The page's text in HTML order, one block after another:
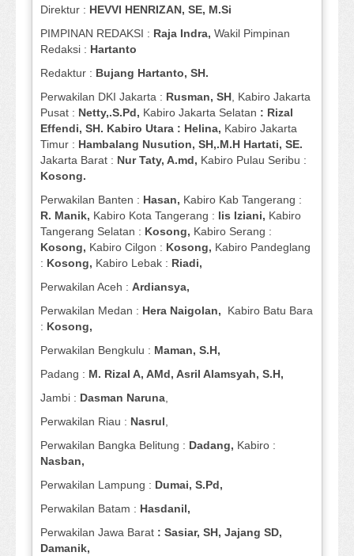
Direktur : HEVVI HENRIZAN, SE, M.Si
PIMPINAN REDAKSI : Raja Indra, Wakil Pimpinan
Redaksi : Hartanto
Redaktur : Bujang Hartanto, SH.
Perwakilan DKI Jakarta : Rusman, SH, Kabiro Jakarta
Pusat : Netty,.S.Pd, Kabiro Jakarta Selatan : Rizal
Effendi, SH. Kabiro Utara : Helina, Kabiro Jakarta
Timur : Hambalang Nusution, SH,.M.H Hartati, SE.
Jakarta Barat : Nur Taty, A.md, Kabiro Pulau Seribu :
Kosong.
Perwakilan Banten : Hasan, Kabiro Kab Tangerang :
R. Manik, Kabiro Kota Tangerang : Iis Iziani, Kabiro
Tangerang Selatan : Kosong, Kabiro Serang :
Kosong, Kabiro Cilgon : Kosong, Kabiro Pandeglang
: Kosong, Kabiro Lebak : Riadi,
Perwakilan Aceh : Ardiansya,
Perwakilan Medan : Hera Naigolan, Kabiro Batu Bara
: Kosong,
Perwakilan Bengkulu : Maman, S.H,
Padang : M. Rizal A, AMd, Asril Alamsyah, S.H,
Jambi : Dasman Naruna,
Perwakilan Riau : Nasrul,
Perwakilan Bangka Belitung : Dadang, Kabiro :
Nasban,
Perwakilan Lampung : Dumai, S.Pd,
Perwakilan Batam : Hasdanil,
Perwakilan Jawa Barat : Sasiar, SH, Jajang SD,
Damanik,